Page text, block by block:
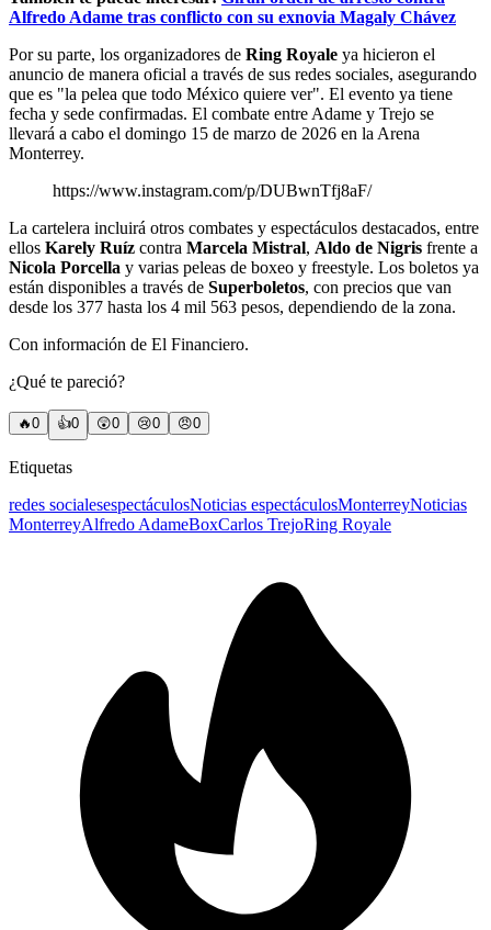
Alfredo Adame tras conflicto con su exnovia Magaly Chávez
Por su parte, los organizadores de Ring Royale ya hicieron el
anuncio de manera oficial a través de sus redes sociales, asegurando
que es "la pelea que todo México quiere ver". El evento ya tiene
fecha y sede confirmadas. El combate entre Adame y Trejo se
llevará a cabo el domingo 15 de marzo de 2026 en la Arena
Monterrey.
https://www.instagram.com/p/DUBwnTfj8aF/
La cartelera incluirá otros combates y espectáculos destacados, entre
ellos Karely Ruíz contra Marcela Mistral, Aldo de Nigris frente a
Nicola Porcella y varias peleas de boxeo y freestyle. Los boletos ya
están disponibles a través de Superboletos, con precios que van
desde los 377 hasta los 4 mil 563 pesos, dependiendo de la zona.
Con información de El Financiero.
¿Qué te pareció?
🔥0 👍0 😲0 😢0 😠0
Etiquetas
redes socialesespectáculosNoticias espectáculosMonterreyNoticias
MonterreyAlfredo AdameBoxCarlos TrejoRing Royale